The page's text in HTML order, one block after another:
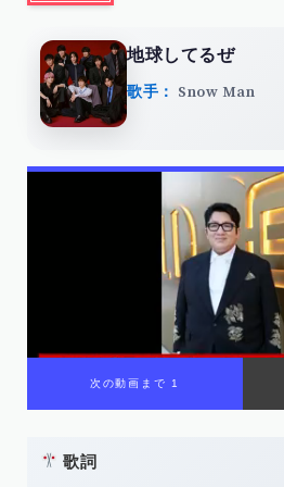
地球してるぜ
歌手： Snow Man
歌詞